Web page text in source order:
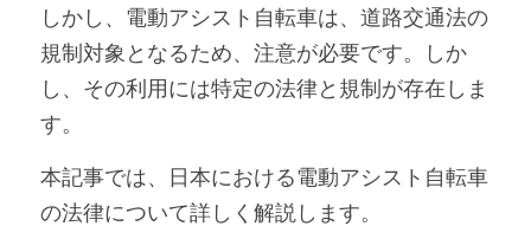
しかし、電動アシスト自転車は、道路交通法の
規制対象となるため、注意が必要です。しか
し、その利用には特定の法律と規制が存在しま
す。
本記事では、日本における電動アシスト自転車
の法律について詳しく解説します。